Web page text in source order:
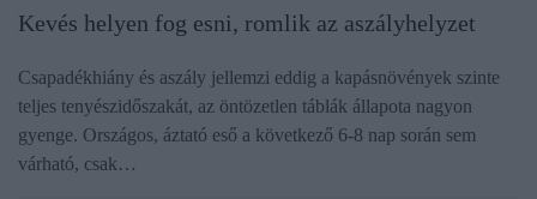
Kevés helyen fog esni, romlik az aszályhelyzet
Csapadékhiány és aszály jellemzi eddig a kapásnövények szinte
teljes tenyészidőszakát, az öntözetlen táblák állapota nagyon
gyenge. Országos, áztató eső a következő 6-8 nap során sem
várható, csak…